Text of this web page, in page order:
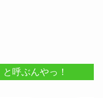
呼ぶんやっ！